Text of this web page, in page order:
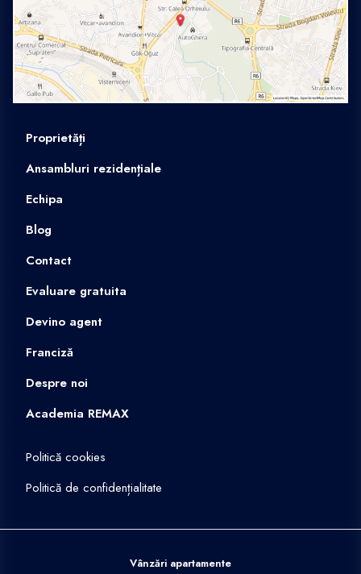
Proprietăți
Ansambluri rezidențiale
Echipa
Blog
Contact
Evaluare gratuita
Devino agent
Franciză
Despre noi
Academia REMAX
Politică cookies
Politică de confidențialitate
Vânzări apartamente